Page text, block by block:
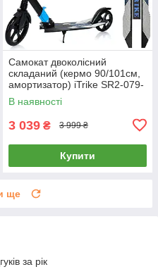
Самокат двоколісний
складаний (кермо 90/101см,
амортизатор) iTrike SR2-079-
BL Синій
В наявності
3 039 ₴ 3 999 ₴
Купити
ще
за рік